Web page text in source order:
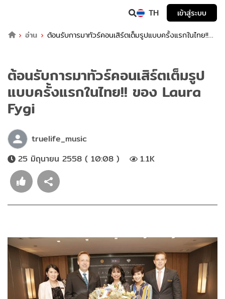
TH
เข้าสู่ระบบ
อ่าน
ต้อนรับการมาทัวร์คอนเสิร์ตเต็มรูปแบบครั้งแรกในไทย!!
ต้อนรับการมาทัวร์คอนเสิร์ตเต็มรูป
แบบครั้งแรกในไทย!! ของ Laura
Fygi
truelife_music
25 มิถุนายน 2558 ( 10:08 )
1.1K